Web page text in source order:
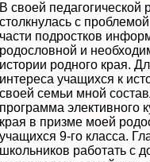
В своей педагогической
столкнулась с проблемой
части подростков
родословной и
истории родного края.
интереса учащихся к
своей семьи мной
программа элективного
края в призме моей
учащихся 9-го класса.
школьников работать с